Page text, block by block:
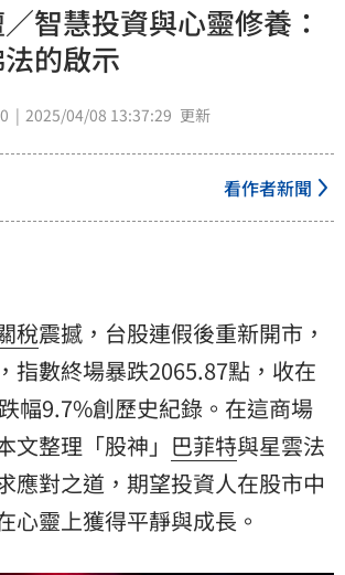
智慧投資與心靈修養：
的啟示
2025/04/08 13:37:29 更新
看作者新聞
稅震撼，台股連假後重新開市，
指數終場暴跌2065.87點，收在
幅9.7%創歷史紀錄。在這商場
文整理「股神」 巴菲特與星雲法
應對之道，期望投資人在股市中
心靈上獲得平靜與成長。